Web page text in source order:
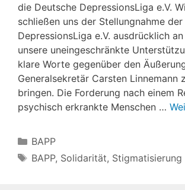
die Deutsche DepressionsLiga e.V.
schließen uns der Stellungnahme
DepressionsLiga e.V. ausdrücklich
unsere uneingeschränkte
klare Worte gegenüber den
Generalsekretär Carsten Linnemann
bringen. Die Forderung nach einem
psychisch erkrankte Menschen …
Kategorien
BAPP
Schlagwörter
BAPP, Solidarität, Stigmatisierung